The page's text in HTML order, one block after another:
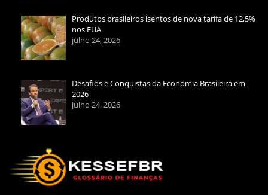
Produtos brasileiros isentos de nova tarifa de 12,5%
nos EUA
julho 24, 2026
Desafios e Conquistas da Economia Brasileira em
2026
julho 24, 2026